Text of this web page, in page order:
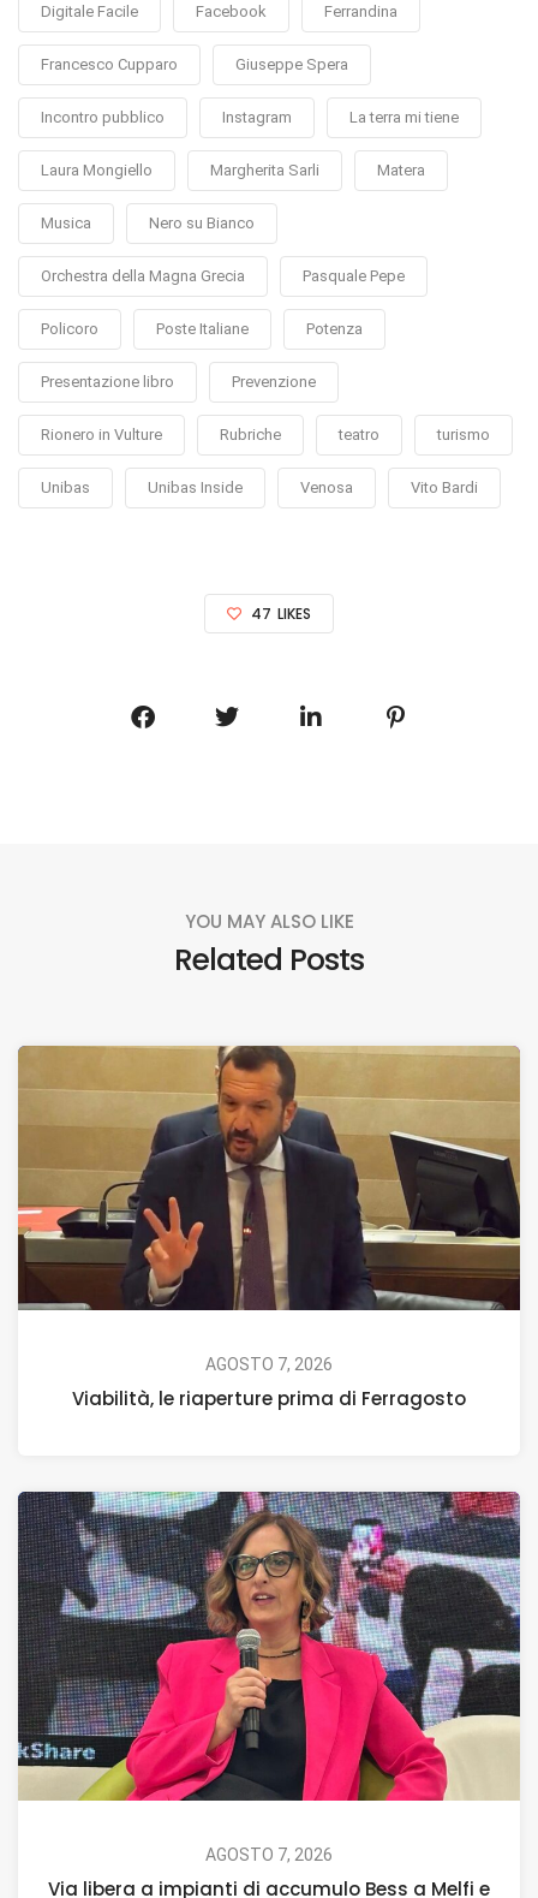
Digitale Facile Facebook Ferrandina
Francesco Cupparo Giuseppe Spera
Incontro pubblico Instagram La terra mi tiene
Laura Mongiello Margherita Sarli Matera
Musica Nero su Bianco
Orchestra della Magna Grecia Pasquale Pepe
Policoro Poste Italiane Potenza
Presentazione libro Prevenzione
Rionero in Vulture Rubriche teatro turismo
Unibas Unibas Inside Venosa Vito Bardi
47 LIKES
YOU MAY ALSO LIKE
Related Posts
AGOSTO 7, 2026
Viabilità, le riaperture prima di Ferragosto
AGOSTO 7, 2026
Via libera a impianti di accumulo Bess a Melfi e